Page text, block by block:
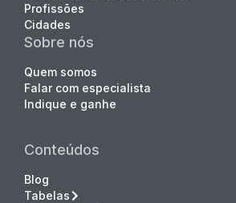
Profissões
Cidades
Sobre nós
Quem somos
Falar com especialista
Indique e ganhe
Conteúdos
Blog
Tabelas